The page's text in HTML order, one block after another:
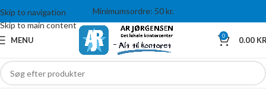
Skip to navigation
Skip to main content
Minimumsordre: 50 kr.
MENU 0 0.00